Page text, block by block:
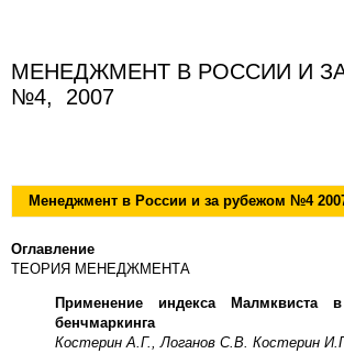
МЕНЕДЖМЕНТ В РОССИИ И
№4, 2007
Менеджмент в России и за рубежом №4
Оглавление
ТЕОРИЯ МЕНЕДЖМЕНТА
Применение индекса Малмквиста в
бенчмаркинга
Костерин А.Г., Логанов С.В. Костерин